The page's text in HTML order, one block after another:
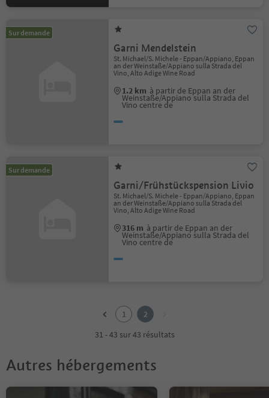
Sur demande
Garni Mendelstein
St. Michael/S. Michele - Eppan/Appiano, Eppan
an der Weinstaße/Appiano sulla Strada del
Vino, Alto Adige Wine Road
1.2 km à partir de Eppan an der
Weinstaße/Appiano sulla Strada del
Vino centre de
Sur demande
Garni/Frühstückspension Livio
St. Michael/S. Michele - Eppan/Appiano, Eppan
an der Weinstaße/Appiano sulla Strada del
Vino, Alto Adige Wine Road
316 m à partir de Eppan an der
Weinstaße/Appiano sulla Strada del
Vino centre de
1
2
31 - 43 sur 43 résultats
Autres hébergements